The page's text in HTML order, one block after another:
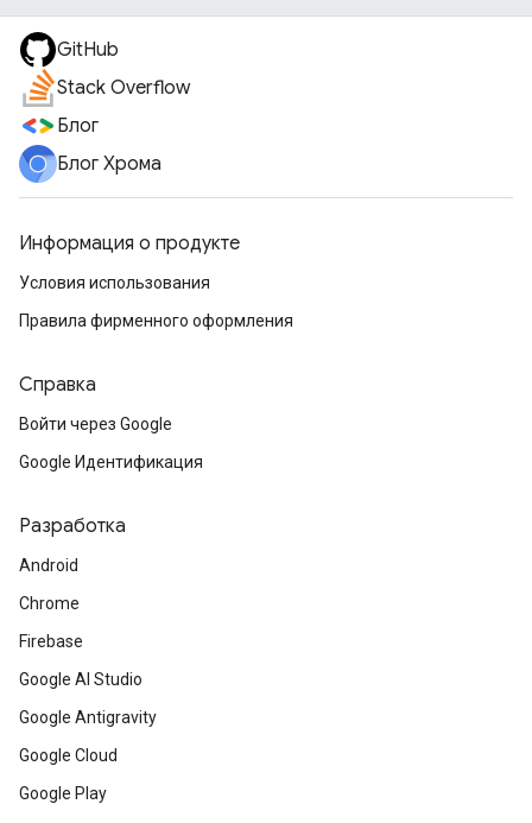
GitHub
Stack Overflow
Блог
Блог Хрома
Информация о продукте
Условия использования
Правила фирменного оформления
Справка
Войти через Google
Google Идентификация
Разработка
Android
Chrome
Firebase
Google AI Studio
Google Antigravity
Google Cloud
Google Play